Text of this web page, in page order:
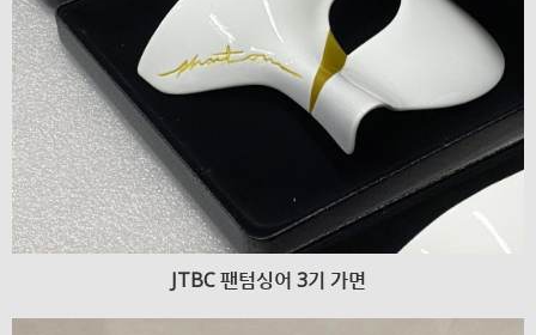
JTBC 팬텀싱어 3기 가면